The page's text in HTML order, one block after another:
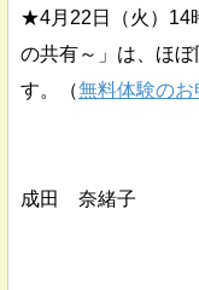
★4月22日（火）14
の共有～」は、ほ
す。（無料体験のお
成田 奈緒子